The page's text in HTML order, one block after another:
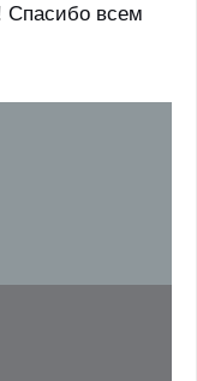
Спасибо всем